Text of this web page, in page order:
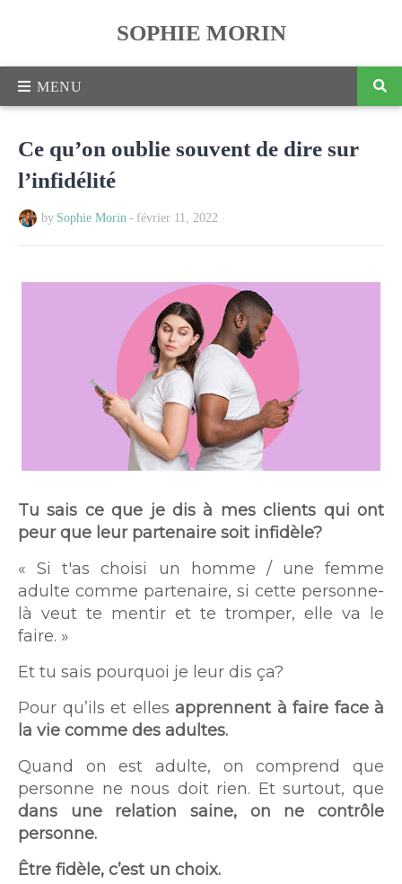
SOPHIE MORIN
Ce qu’on oublie souvent de dire sur
l’infidélité
by Sophie Morin - février 11, 2022
Tu sais ce que je dis à mes clients qui ont
peur que leur partenaire soit infidèle?
« Si t'as choisi un homme / une femme
adulte comme partenaire, si cette personne-
là veut te mentir et te tromper, elle va le
faire. »
Et tu sais pourquoi je leur dis ça?
Pour qu’ils et elles apprennent à faire face à
la vie comme des adultes.
Quand on est adulte, on comprend que
personne ne nous doit rien. Et surtout, que
dans une relation saine, on ne contrôle
personne.
Être fidèle, c’est un choix.